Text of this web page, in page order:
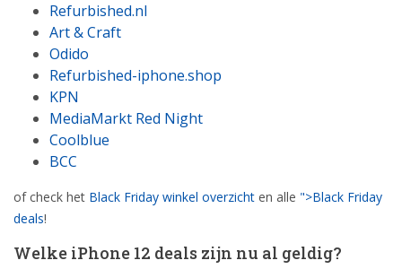
Refurbished.nl
Art & Craft
Odido
Refurbished-iphone.shop
KPN
MediaMarkt Red Night
Coolblue
BCC
of check het Black Friday winkel overzicht en alle ">Black Friday
deals!
Welke iPhone 12 deals zijn nu al geldig?